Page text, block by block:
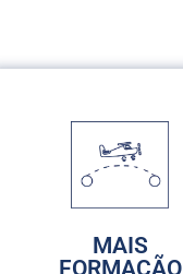
MAIS